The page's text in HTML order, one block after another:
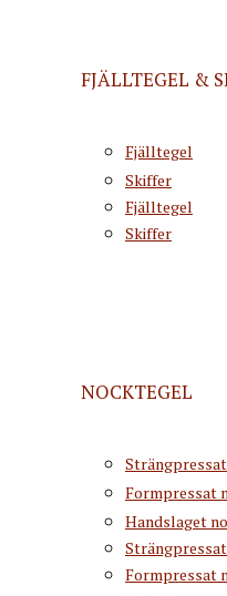
FJÄLLTEGEL &
Fjälltegel
Skiffer
Fjälltegel
Skiffer
NOCKTEGEL
Formpressat
Handslaget
Formpressat